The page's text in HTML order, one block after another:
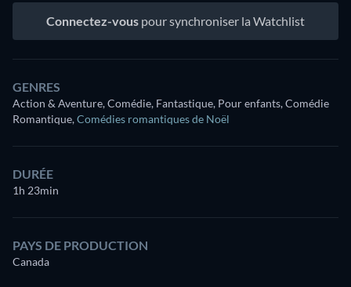
Connectez-vous pour synchroniser la Watchlist
GENRES
Action & Aventure, Comédie, Fantastique, Pour enfants, Comédie
Romantique,Comédies romantiques de Noël
DURÉE
1h 23min
PAYS DE PRODUCTION
Canada